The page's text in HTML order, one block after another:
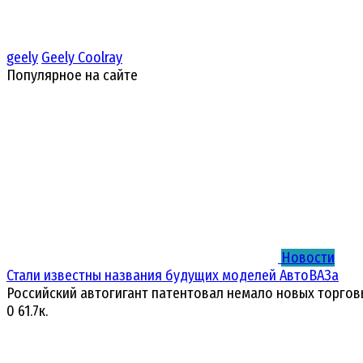
geely Geely Coolray
Популярное на сайте
Новости
Стали известны названия будущих моделей АвтоВАЗа
Российский автогигант патентовал немало новых
0 61.7к.